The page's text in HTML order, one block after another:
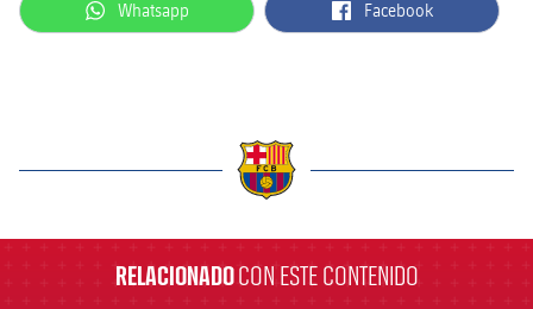
label.aria.whatsapp
Whatsapp label.aria.facebook
Facebook
RELACIONADOCON ESTE CONTENIDO